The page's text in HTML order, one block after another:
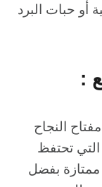
أو حبات البرد
:
النجاح
التي تحتفظ
ممتازة بفضل